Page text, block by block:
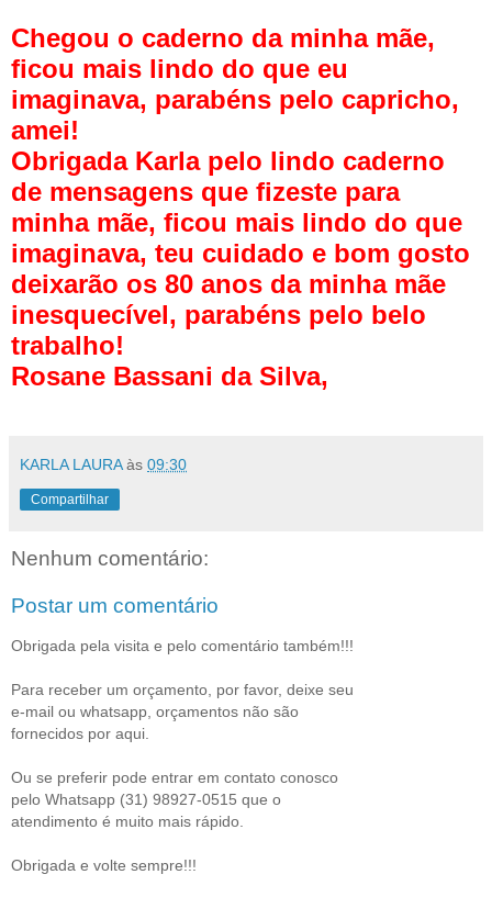
Chegou o caderno da minha mãe,
ficou mais lindo do que eu
imaginava, parabéns pelo capricho,
amei!
Obrigada Karla pelo lindo caderno
de mensagens que fizeste para
minha mãe, ficou mais lindo do que
imaginava, teu cuidado e bom gosto
deixarão os 80 anos da minha mãe
inesquecível, parabéns pelo belo
trabalho!
Rosane Bassani da Silva,
KARLA LAURA às 09:30
Compartilhar
Nenhum comentário:
Postar um comentário
Obrigada pela visita e pelo comentário também!!!
Para receber um orçamento, por favor, deixe seu
e-mail ou whatsapp, orçamentos não são
fornecidos por aqui.
Ou se preferir pode entrar em contato conosco
pelo Whatsapp (31) 98927-0515 que o
atendimento é muito mais rápido.
Obrigada e volte sempre!!!